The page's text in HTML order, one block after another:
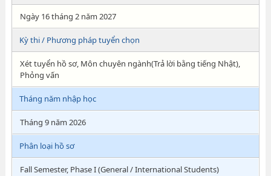
Ngày 16 tháng 2 năm 2027
Kỳ thi / Phương pháp tuyển chọn
Xét tuyển hồ sơ, Môn chuyên ngành(Trả lời bằng tiếng Nhật),
Phỏng vấn
Tháng năm nhập học
Tháng 9 năm 2026
Phân loại hồ sơ
Fall Semester, Phase I (General / International Students)